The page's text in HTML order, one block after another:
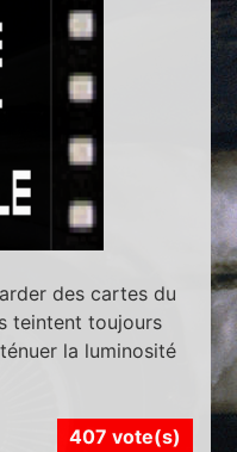
des cartes du
teintent toujours
la luminosité
407 vote(s)